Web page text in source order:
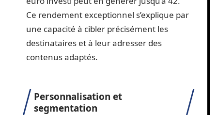
Ce rendement exceptionnel s’explique par
une capacité à cibler précisément les
destinataires et à leur adresser des
contenus adaptés.
Personnalisation et
segmentation